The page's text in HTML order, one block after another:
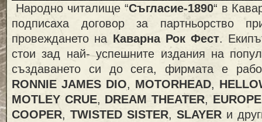
Народно читалище “Съгласие-1890“ в
подписаха договор за партньорство
провеждането на Каварна Рок Фест.
стои зад най- успешните издания на
създаването си до сега, фирмата е
RONNIE JAMES DIO, MOTORHEAD,
MOTLEY CRUE, DREAM THEATER, EUROPE
COOPER, TWISTED SISTER, SLAYER и